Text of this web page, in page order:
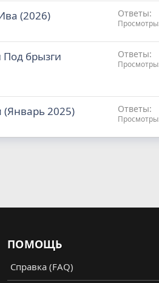
(2026) Ответы
Просмотры
брызги
Ответы
Просмотры
2025) Ответы
Просмотры
ПОМОЩЬ
Справка (FAQ)